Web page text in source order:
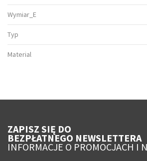
Wymiar_E
Typ
Material
ZAPISZ SIĘ DO
BEZPŁATNEGO NEWSLETTERA
INFORMACJE O PROMOCJACH I